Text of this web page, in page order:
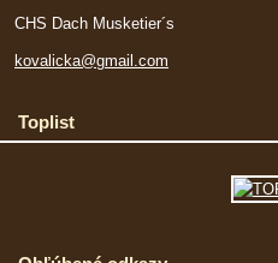
CHS Dach Musketier´s
kovalicka@gmail.com
Toplist